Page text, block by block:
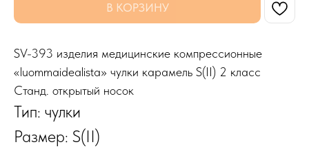
В КОРЗИНУ
SV-393 изделия медицинские компрессионные
«luommaidealista» чулки карамель S(II) 2 класс
Станд. открытый носок
Тип: чулки
Размер: S(II)